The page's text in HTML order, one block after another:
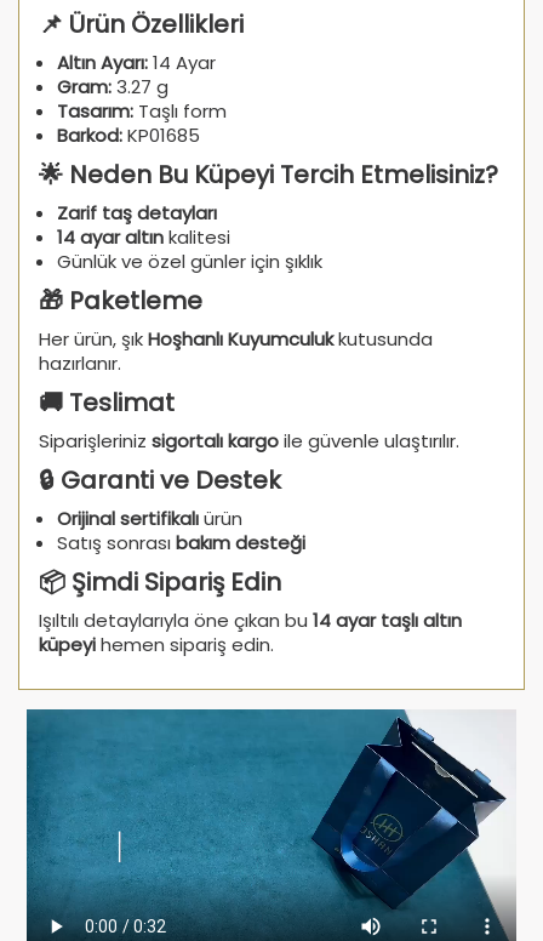
📌 Ürün Özellikleri
Altın Ayarı:14 Ayar
Gram:3.27 g
Tasarım: Taşlı form
Barkod:KP01685
🌟 Neden Bu Küpeyi Tercih Etmelisiniz?
Zarif taş detayları
14 ayar altınkalitesi
Günlük ve özel günler için şıklık
🎁 Paketleme
Her ürün, şıkHoşhanlı Kuyumculukkutusunda
hazırlanır.
🚚 Teslimat
Siparişleriniz sigortalı kargoile güvenle ulaştırılır.
🔒 Garanti ve Destek
Orijinal sertifikalıürün
Satış sonrası bakım desteği
📦 Şimdi Sipariş Edin
Işıltılı detaylarıyla öne çıkan bu 14 ayar taşlı altın
küpeyihemen sipariş edin.